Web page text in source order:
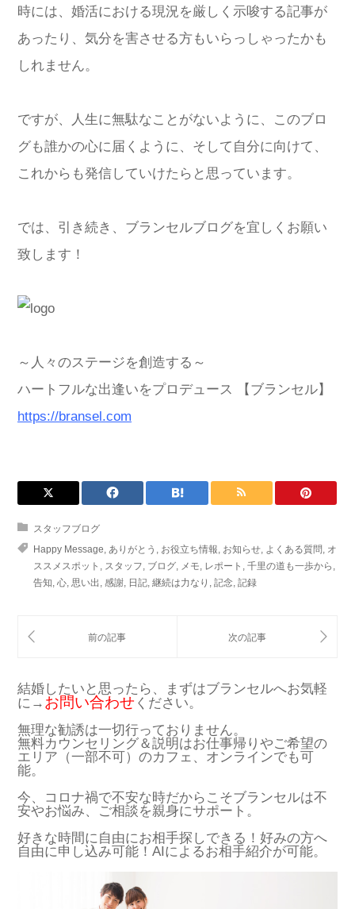
時には、婚活における現況を厳しく示唆する記事が
あったり、気分を害させる方もいらっしゃったかも
しれません。
ですが、人生に無駄なことがないように、このブロ
グも誰かの心に届くように、そして自分に向けて、
これからも発信していけたらと思っています。
では、引き続き、ブランセルブログを宜しくお願い
致します！
～人々のステージを創造する～
ハートフルな出逢いをプロデュース 【ブランセル】
https://bransel.com
スタッフブログ
Happy Message, ありがとう , お役立ち情報, お知らせ, よくある質問, オ
ススメスポット , スタッフ, ブログ, メモ, レポート , 千里の道も一歩から ,
告知, 心, 思い出 , 感謝, 日記, 継続は力なり , 記念, 記録
結婚したいと思ったら、まずはブランセルへお気軽
に→ お問い合わせ ください。
無理な勧誘は一切行っておりません。
無料カウンセリング＆説明はお仕事帰りやご希望の
エリア（一部不可）のカフェ、オンラインでも可
能。
今、コロナ禍で不安な時だからこそブランセルは不
安やお悩み、ご相談を親身にサポート。
好きな時間に自由にお相手探しできる！好みの方へ
自由に申し込み可能！AIによるお相手紹介が可能。